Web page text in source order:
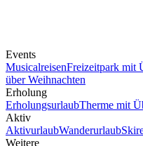
Events
MusicalreisenFreizeitpark mit
über Weihnachten
Erholung
ErholungsurlaubTherme mit
Aktiv
AktivurlaubWanderurlaub
Weitere